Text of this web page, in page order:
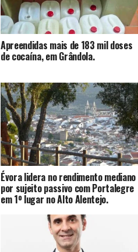
Apreendidas mais de 183 mil doses
de cocaína, em Grândola.
Évora lidera no rendimento mediano
por sujeito passivo com Portalegre
em 1º lugar no Alto Alentejo.